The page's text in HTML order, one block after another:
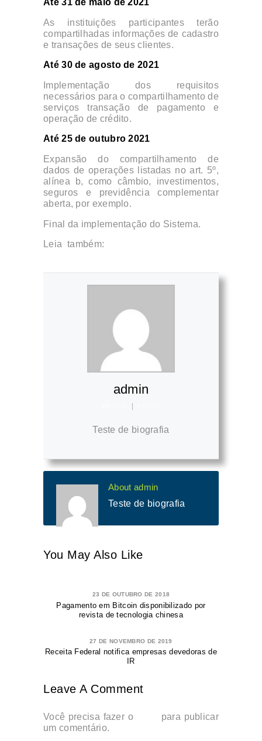
Até 31 de maio de 2021
As instituições participantes terão
compartilhadas informações de cadastro
e transações de seus clientes.
Até 30 de agosto de 2021
Implementação dos requisitos
necessários para o compartilhamento de
serviços transação de pagamento e
operação de crédito.
Até 25 de outubro 2021
Expansão do compartilhamento de
dados de operações listadas no art. 5º,
alínea b, como câmbio, investimentos,
seguros e previdência complementar
aberta, por exemplo.
Final da implementação do Sistema.
Leia também:
admin
Teste de biografia
About admin
Teste de biografia
You May Also Like
23 DE OUTUBRO DE 2018
Pagamento em Bitcoin disponibilizado por
revista de tecnologia chinesa
27 DE NOVEMBRO DE 2019
Receita Federal notifica empresas devedoras de
IR
Leave A Comment
Você precisa fazer o
para publicar
um comentário.